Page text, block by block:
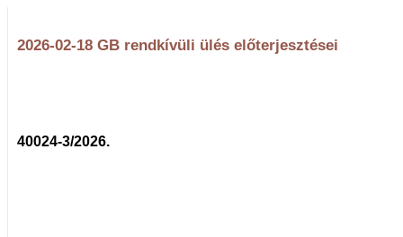
2026-02-18 GB rendkívüli ülés előterjesztései
40024-3/2026.